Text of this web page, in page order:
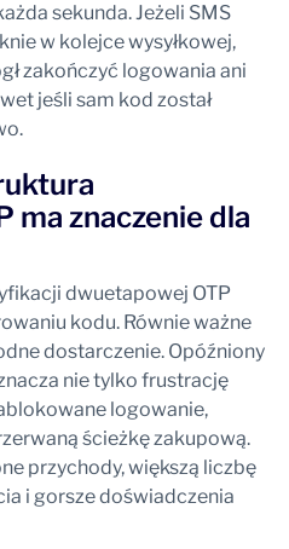
sekunda. Jeżeli SMS
w kolejce wysyłkowej,
zakończyć logowania ani
jeśli sam kod został
ma znaczenie dla
dwuetapowej OTP
kodu. Równie ważne
dostarczenie. Opóźniony
nie tylko frustrację
logowanie,
ścieżkę zakupową.
przychody, większą liczbę
i gorsze doświadczenia